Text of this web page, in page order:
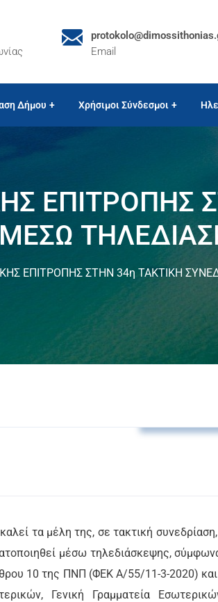
Email
Δήμου Χρήσιμοι Σύνδεσμοι
ΕΠΙΤΡΟΠΗΣ
ΕΠΙΤΡΟΠΗΣ ΣΤΗΝ 34η ΤΑΚΤΙΚΗ
καλεί τα μέλη της, σε τακτική
μέσω τηλεδιάσκεψης,
10 της ΠΝΠ (ΦΕΚ Α/55/11-3-2020)
Γενική Γραμματεία